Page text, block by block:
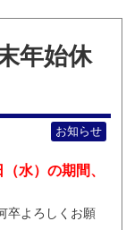
年始休
お知らせ
水）の期間、
卒よろしくお願